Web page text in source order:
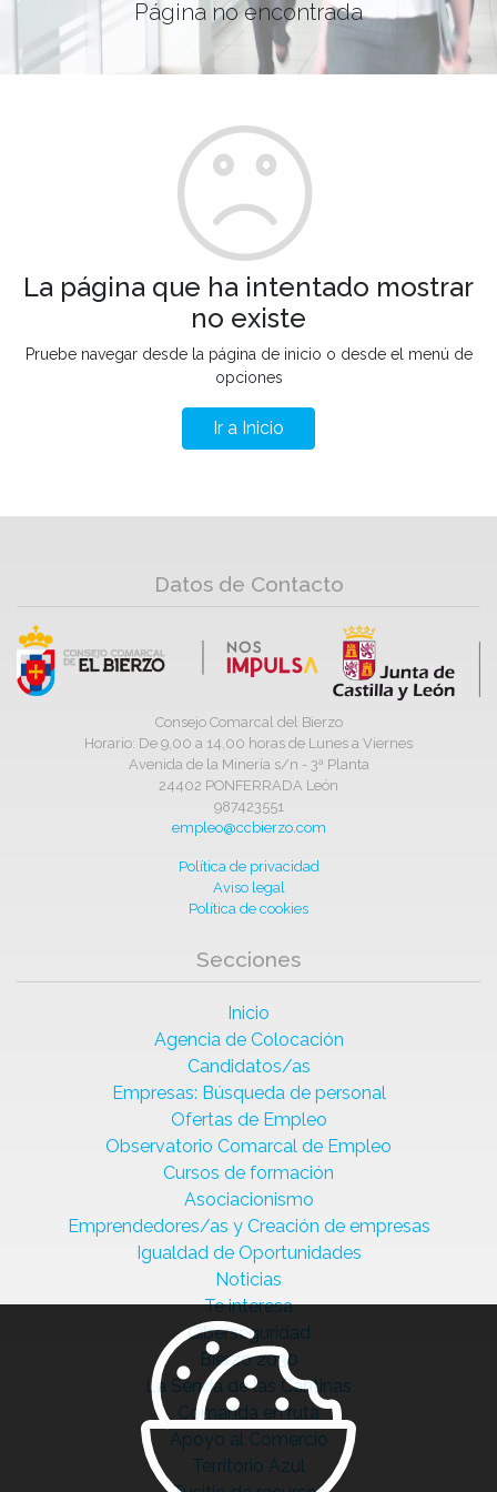
Página no encontrada
La página que ha intentado mostrar
no existe
Pruebe navegar desde la página de inicio o desde el menú de
opciones
Ir a Inicio
Datos de Contacto
Consejo Comarcal del Bierzo
Horario: De 9,00 a 14,00 horas de Lunes a Viernes
Avenida de la Minería s/n - 3ª Planta
24402 PONFERRADA León
987423551
empleo@ccbierzo.com
Política de privacidad
Aviso legal
Política de cookies
Secciones
Inicio
Agencia de Colocación
Candidatos/as
Empresas: Búsqueda de personal
Ofertas de Empleo
Observatorio Comarcal de Empleo
Cursos de formación
Asociacionismo
Emprendedores/as y Creación de empresas
Igualdad de Oportunidades
Noticias
Te interesa
Ciberseguridad
Bierzo 2030
La Senda de las Cantinas
Comanda en ruta
Apoyo al Comercio
Territorio Azul